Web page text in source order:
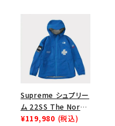
Supreme シュプリー
ム 22SS The North
Face Summit
¥119,980 (税込)